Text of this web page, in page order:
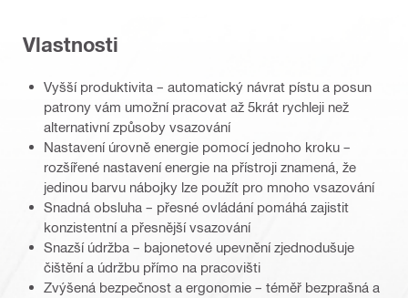
Vlastnosti
Vyšší produktivita – automatický návrat pístu a posun
patrony vám umožní pracovat až 5krát rychleji než
alternativní způsoby vsazování
Nastavení úrovně energie pomocí jednoho kroku –
rozšířené nastavení energie na přístroji znamená, že
jedinou barvu nábojky lze použít pro mnoho vsazování
Snadná obsluha – přesné ovládání pomáhá zajistit
konzistentní a přesnější vsazování
Snazší údržba – bajonetové upevnění zjednodušuje
čištění a údržbu přímo na pracovišti
Zvýšená bezpečnost a ergonomie – téměř bezprašná a